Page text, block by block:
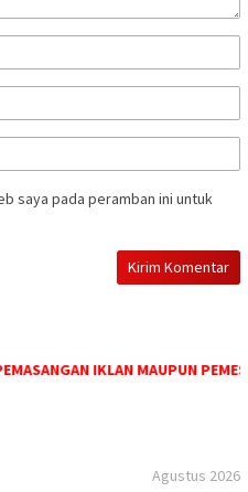
saya pada peramban ini untuk
IKLAN MAUPUN
Agustus 2026